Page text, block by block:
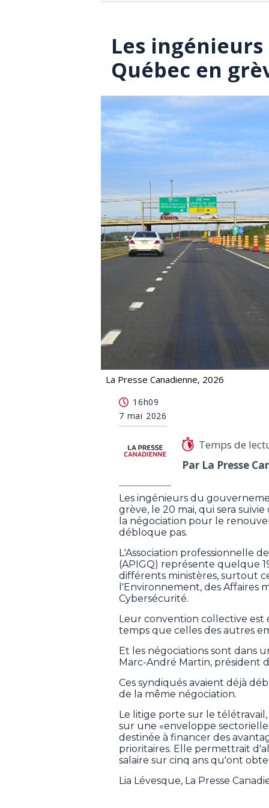
Les
Québec en
La Presse Canadienne, 2026
16h09
7 mai 2026
Temps de
Par La Presse
Les ingénieurs du
grève, le 20 mai, qui sera
la négociation pour le
débloque pas.
L'Association professionnelle
(APIGQ) représente quelque
différents ministères, surtout
l'Environnement, des Affaires
Cybersécurité.
Leur convention collective est
temps que celles des autres
Et les négociations sont dans
Marc-André Martin, président
Ces syndiqués avaient déjà
de la même négociation.
Le litige porte sur le
sur une «enveloppe
destinée à financer des
prioritaires. Elle permettrait
salaire sur cinq ans qu'ont
Lia Lévesque, La Presse